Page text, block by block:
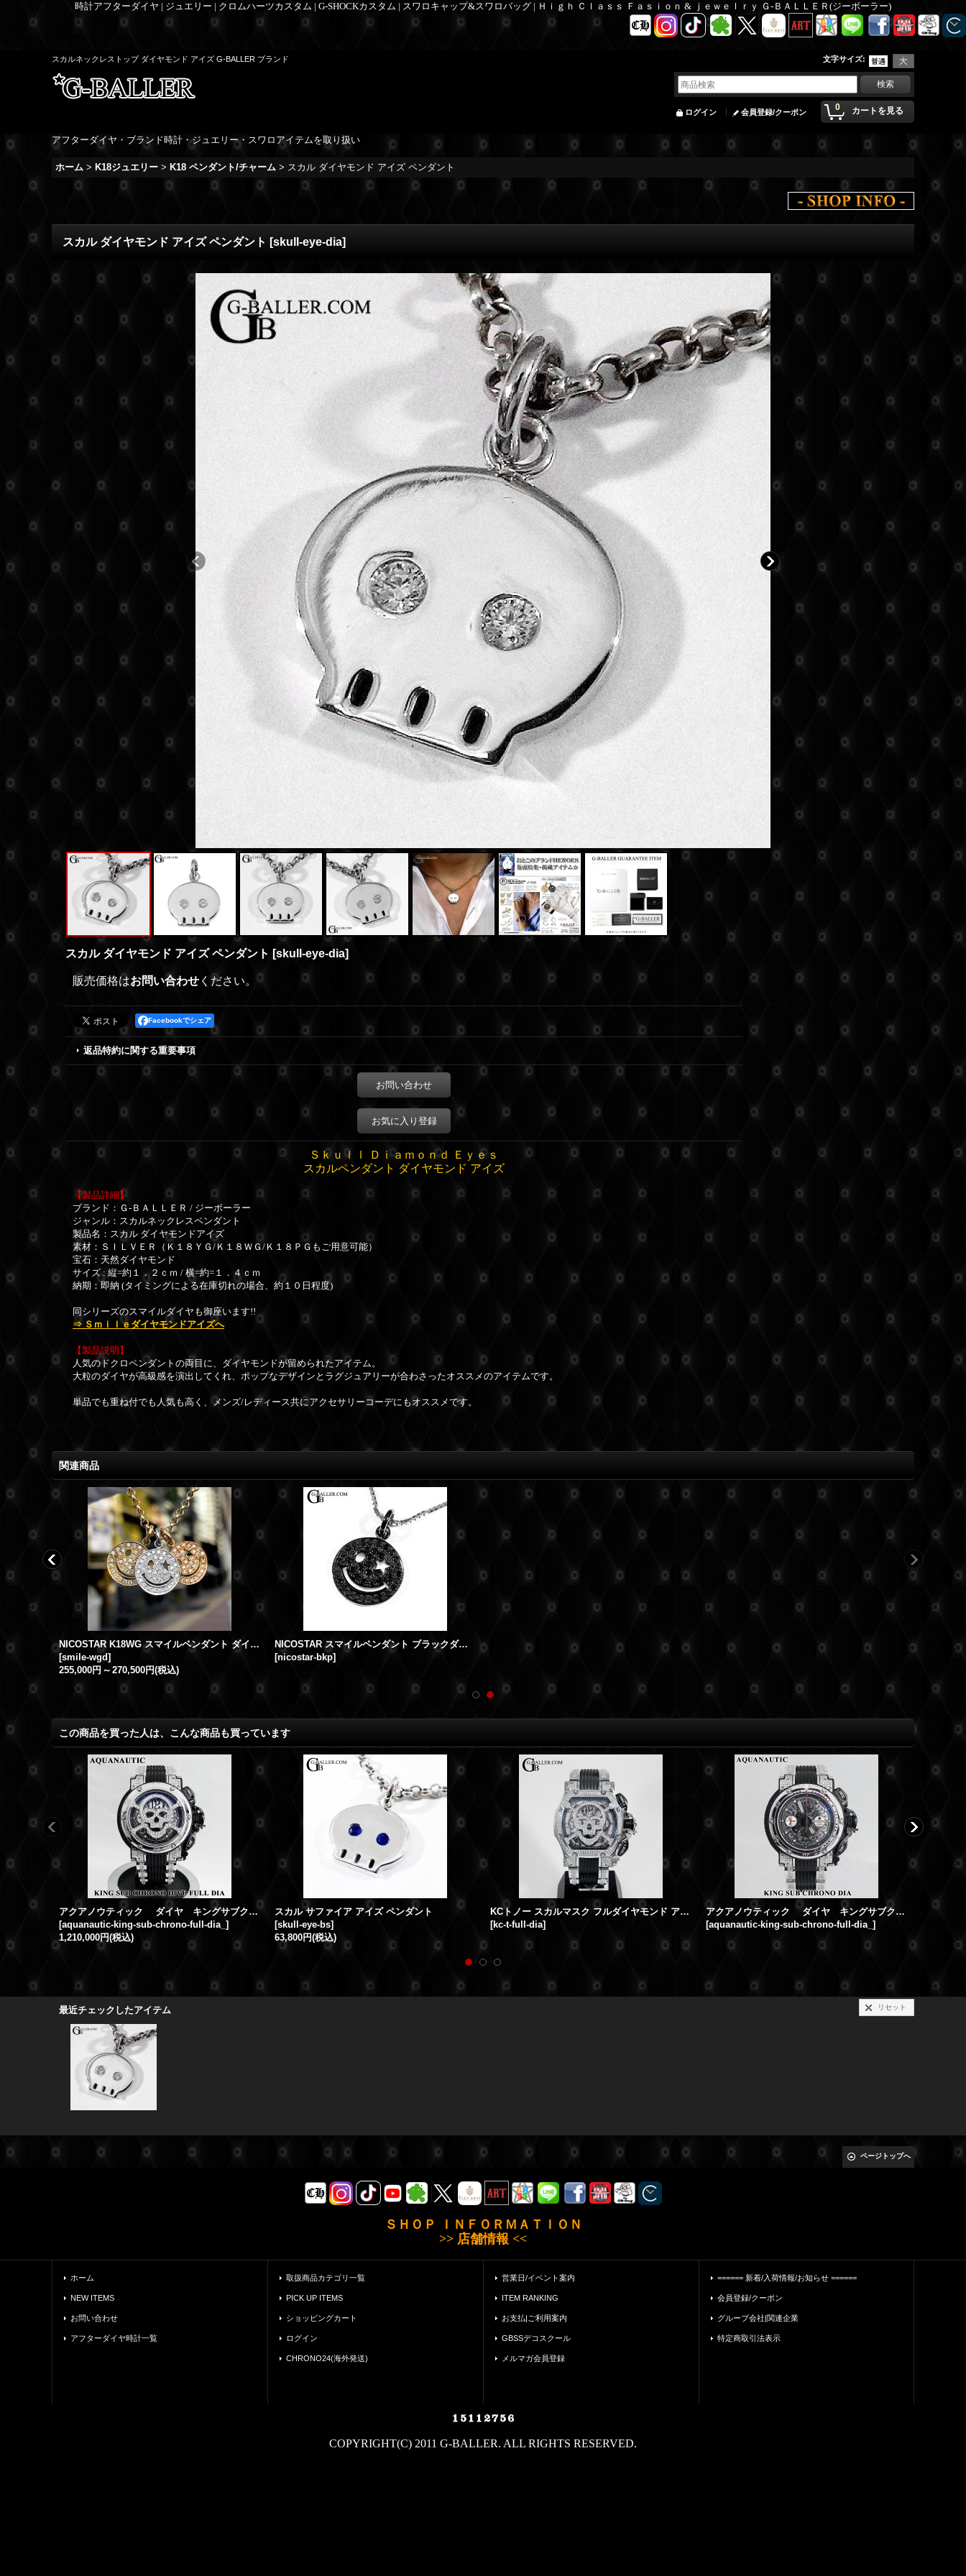
時計アフターダイヤ | ジュエリー | クロムハーツカスタム | G-SHOCKカスタム | スワロキャップ&スワロバッグ | Ｈｉｇｈ Ｃｌａｓｓ Ｆａｓｉｏｎ & ｊｅｗｅｌｒｙ Ｇ-ＢＡＬＬＥＲ(ジーボーラー)
スカルネックレストップ ダイヤモンド アイズ G-BALLER ブランド 文字サイズ:
0 カートを見る
ログイン 会員登録/クーポン
アフターダイヤ・ブランド時計・ジュエリー・スワロアイテムを取り扱い
ホーム > K18ジュエリー > K18 ペンダント/チャーム > スカル ダイヤモンド アイズ ペンダント
スカル ダイヤモンド アイズ ペンダント [skull-eye-dia]
スカル ダイヤモンド アイズ ペンダント [skull-eye-dia]
販売価格はお問い合わせ ください。
Facebookでシェア
返品特約に関する重要事項
お問い合わせ
お気に入り登録
Ｓｋｕｌｌ Ｄｉａｍｏｎｄ Ｅｙｅｓ
スカルペンダント ダイヤモンド アイズ
【製品詳細】
ブランド：Ｇ-ＢＡＬＬＥＲ / ジーボーラー
ジャンル：スカルネックレスペンダント
製品名：スカル ダイヤモンドアイズ
素材：ＳＩＬＶＥＲ（Ｋ１８ＹＧ/ Ｋ１８ＷＧ / Ｋ１８ＰＧもご用意可能）
宝石：天然ダイヤモンド
サイズ : 縦=約１．２ｃｍ / 横=約=１．４ｃｍ
納期：即納 (タイミングによる在庫切れの場合、約１０日程度)
同シリーズのスマイルダイヤも御座います!!
⇒ Ｓｍｉｌｅダイヤモンドアイズへ
【製品説明】
人気のドクロペンダントの両目に、ダイヤモンドが留められたアイテム。
大粒のダイヤが高級感を演出してくれ、ポップなデザインとラグジュアリーが合わさったオススメのアイテムです。
単品でも重ね付でも人気も高く、メンズ/レディース共にアクセサリーコーデにもオススメです。
関連商品
NICOSTAR K18WG スマイルペンダント ダイヤパヴェ
[smile-wgd]
255,000円 ～ 270,500円(税込)
NICOSTAR スマイルペンダント ブラックダイヤ パヴェ
[nicostar-bkp]
この商品を買った人は、こんな商品も買っています
アクアノウティック ダイヤ キングサブクロノ スケルトン フルダイヤモンド スカルマスク
[aquanautic-king-sub-chrono-full-dia_ ]
1,210,000円(税込)
スカル サファイア アイズ ペンダント
[skull-eye-bs]
63,800円(税込)
KCトノー スカルマスク フルダイヤモンド アフターダイヤ
[kc-t-full-dia]
アクアノウティック ダイヤ キングサブクロノ スカルトンI ダイヤモンド
[aquanautic-king-sub-chrono-full-dia_ ]
最近チェックしたアイテム リセット
ページトップへ
ＳＨＯＰ ＩＮＦＯＲＭＡＴＩＯＮ
>> 店舗情報 <<
ホーム
NEW ITEMS
お問い合わせ
アフターダイヤ時計一覧
取扱商品カテゴリ一覧
PICK UP ITEMS
ショッピングカート
ログイン
CHRONO24(海外発送)
営業日/イベント案内
ITEM RANKING
お支払|ご利用案内
GBSSデコスクール
メルマガ会員登録
====== 新着/入荷情報/お知らせ ======
会員登録/クーポン
グループ会社|関連企業
特定商取引法表示
COPYRIGHT(C) 2011 G-BALLER. ALL RIGHTS RESERVED.